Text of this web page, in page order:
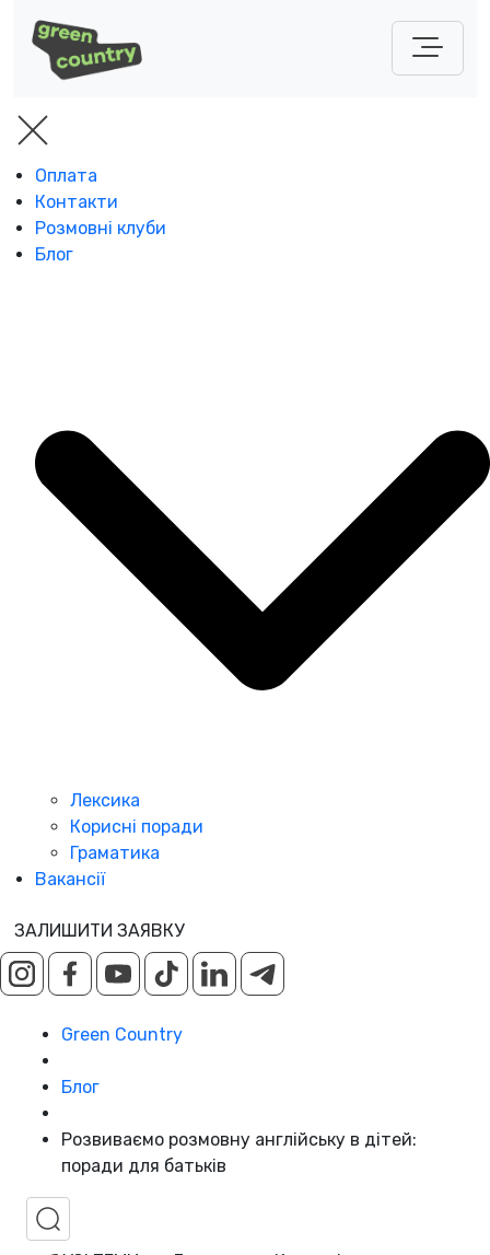
Оплата
Контакти
Розмовні клуби
Блог
Лексика
Корисні поради
Граматика
Вакансії
ЗАЛИШИТИ ЗАЯВКУ
Green Country
Блог
Розвиваємо розмовну англійську в дітей:
поради для батьків